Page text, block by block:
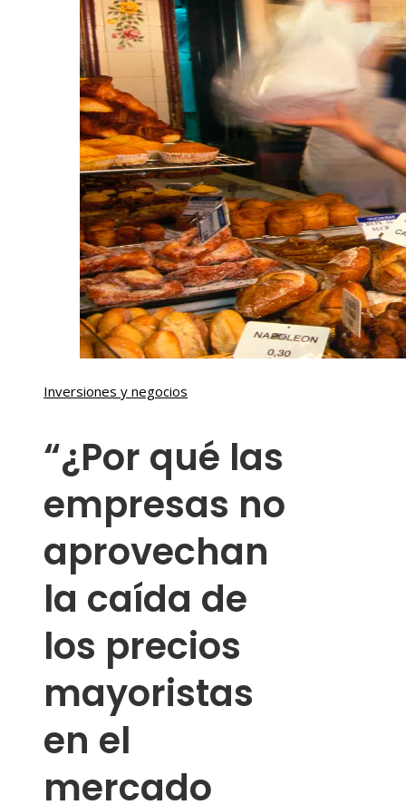
Inversiones y negocios
“¿Por qué las
empresas no
aprovechan
la caída de
los precios
mayoristas
en el
mercado